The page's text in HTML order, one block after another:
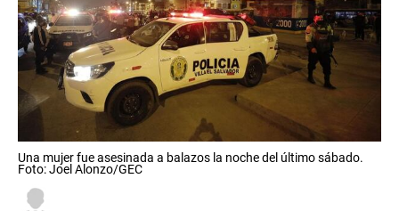
Una mujer fue asesinada a balazos la noche del último sábado.
Foto: Joel Alonzo/GEC